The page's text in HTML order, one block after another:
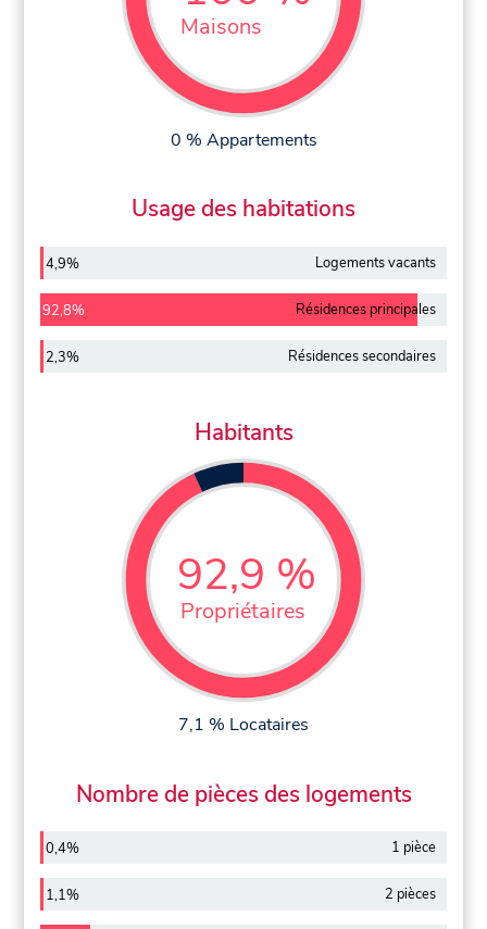
Maisons
0 % Appartements
Usage des habitations
4,9% Logements vacants
92,8% Résidences principales
2,3% Résidences secondaires
Habitants
92,9 %
Propriétaires
7,1 % Locataires
Nombre de pièces des logements
0,4% 1 pièce
1,1% 2 pièces